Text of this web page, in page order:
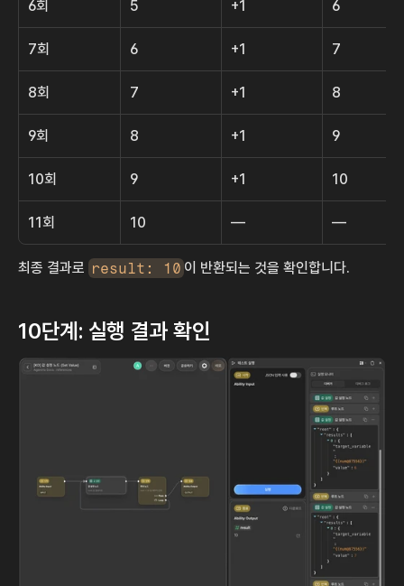
6회 5 +1 6
7회 6 +1 7
8회 7 +1 8
9회 8 +1 9
10회 9 +1 10
11회 10 — —
최종 결과로 result: 10 이 반환되는 것을 확인합니다.
10단계: 실행 결과 확인